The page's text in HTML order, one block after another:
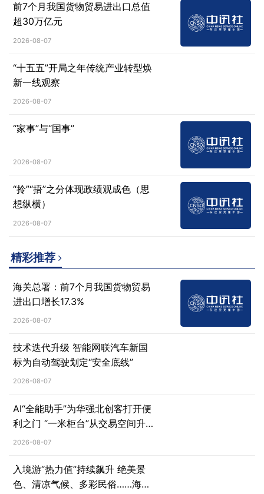
前7个月我国货物贸易进出口总值
超30万亿元
2026-08-07
“十五五”开局之年传统产业转型焕
新一线观察
2026-08-07
“家事”与“国事”
2026-08-07
“拎”“捂”之分体现政绩观成色（思
想纵横）
2026-08-07
精彩推荐
海关总署：前7个月我国货物贸易
进出口增长17.3%
2026-08-07
技术迭代升级 智能网联汽车新国
标为自动驾驶划定“安全底线”
2026-08-07
AI“全能助手”为华强北创客打开便
利之门 “一米柜台”从交易空间升级
为创新体验空间
2026-08-07
入境游“热力值”持续飙升 绝美景
色、清凉气候、多彩民俗……海外